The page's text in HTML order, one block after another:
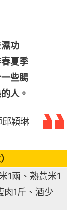
功
夏季
些腸
人。
邱穎琳
1兩、熟薏米1
肉1斤、酒少